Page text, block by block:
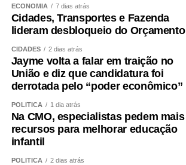
ECONOMIA 7 dias atrás
Cidades, Transportes e Fazenda
lideram desbloqueio do Orçamento
CIDADES 2 dias atrás
Jayme volta a falar em traição no
União e diz que candidatura foi
derrotada pelo “poder econômico”
POLÍTICA 1 dia atrás
Na CMO, especialistas pedem mais
recursos para melhorar educação
infantil
POLÍTICA 2 dias atrás